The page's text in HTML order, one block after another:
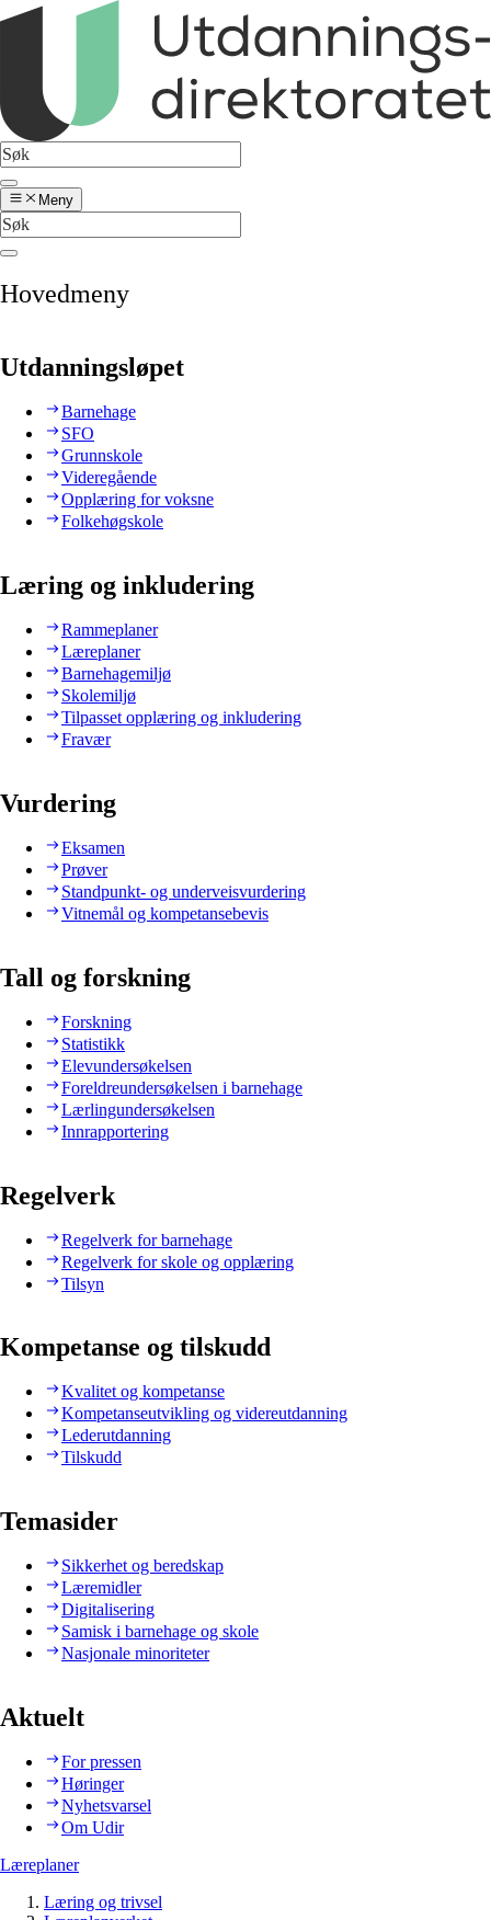
Meny
Hovedmeny
Utdanningsløpet
Barnehage
SFO
Grunnskole
Videregående
Opplæring for voksne
Folkehøgskole
Læring og inkludering
Rammeplaner
Læreplaner
Barnehagemiljø
Skolemiljø
Tilpasset opplæring og inkludering
Fravær
Vurdering
Eksamen
Prøver
Standpunkt- og underveisvurdering
Vitnemål og kompetansebevis
Tall og forskning
Forskning
Statistikk
Elevundersøkelsen
Foreldreundersøkelsen i barnehage
Lærlingundersøkelsen
Innrapportering
Regelverk
Regelverk for barnehage
Regelverk for skole og opplæring
Tilsyn
Kompetanse og tilskudd
Kvalitet og kompetanse
Kompetanseutvikling og videreutdanning
Lederutdanning
Tilskudd
Temasider
Sikkerhet og beredskap
Læremidler
Digitalisering
Samisk i barnehage og skole
Nasjonale minoriteter
Aktuelt
For pressen
Høringer
Nyhetsvarsel
Om Udir
Læreplaner
Læring og trivsel